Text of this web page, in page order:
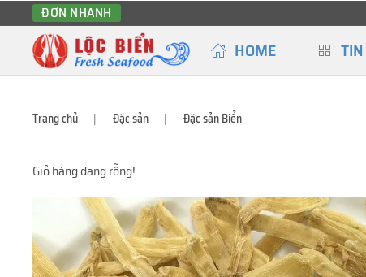
ĐƠN NHANH
HOME
Trang chủ Đặc sản Đặc sản Biển
Giỏ hàng đang rỗng!